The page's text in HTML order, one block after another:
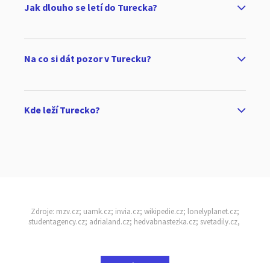
Jak dlouho se letí do Turecka?
Na co si dát pozor v Turecku?
Kde leží Turecko?
Zdroje: mzv.cz; uamk.cz; invia.cz; wikipedie.cz; lonelyplanet.cz;
studentagency.cz; adrialand.cz; hedvabnastezka.cz; svetadily.cz,